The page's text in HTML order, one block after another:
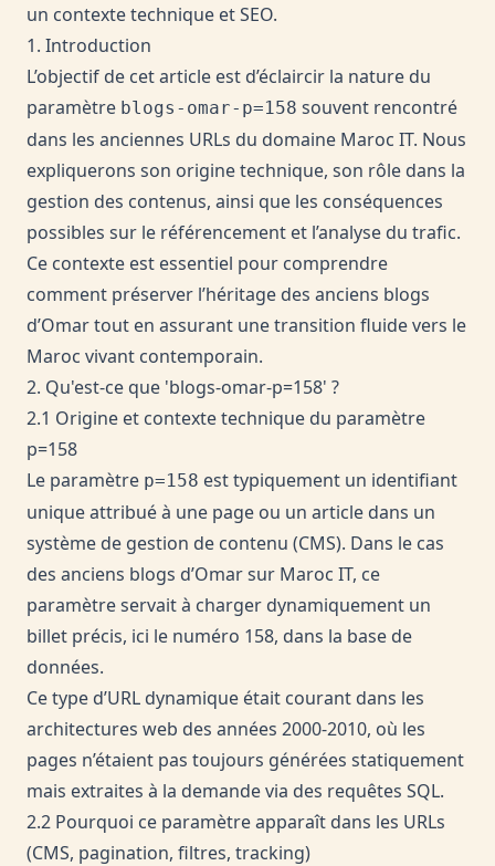
un contexte technique et SEO.
1. Introduction
L’objectif de cet article est d’éclaircir la nature du
paramètre blogs-omar-p=158 souvent rencontré
dans les anciennes URLs du domaine Maroc IT. Nous
expliquerons son origine technique, son rôle dans la
gestion des contenus, ainsi que les conséquences
possibles sur le référencement et l’analyse du trafic.
Ce contexte est essentiel pour comprendre
comment préserver l’héritage des anciens blogs
d’Omar tout en assurant une transition fluide vers le
Maroc vivant contemporain.
2. Qu'est-ce que 'blogs-omar-p=158' ?
2.1 Origine et contexte technique du paramètre
p=158
Le paramètre p=158 est typiquement un identifiant
unique attribué à une page ou un article dans un
système de gestion de contenu (CMS). Dans le cas
des anciens blogs d’Omar sur Maroc IT, ce
paramètre servait à charger dynamiquement un
billet précis, ici le numéro 158, dans la base de
données.
Ce type d’URL dynamique était courant dans les
architectures web des années 2000-2010, où les
pages n’étaient pas toujours générées statiquement
mais extraites à la demande via des requêtes SQL.
2.2 Pourquoi ce paramètre apparaît dans les URLs
(CMS, pagination, filtres, tracking)